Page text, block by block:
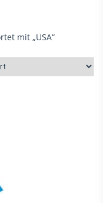
mit „USA“